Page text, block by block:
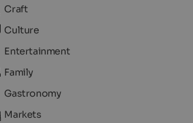
Craft
Culture
Entertainment
Family
Gastronomy
Markets